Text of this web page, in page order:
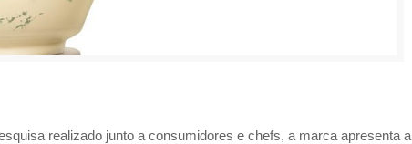
realizado junto a consumidores e chefs, a marca apresenta a